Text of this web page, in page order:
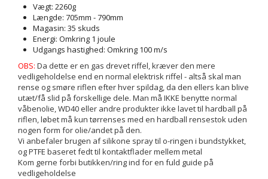
Vægt: 2260g
Længde: 705mm - 790mm
Magasin: 35 skuds
Energi: Omkring 1 joule
Udgangs hastighed: Omkring 100 m/s
OBS: Da dette er en gas drevet riffel, kræver den mere
vedligeholdelse end en normal elektrisk riffel - altså skal man
rense og smøre riflen efter hver spildag, da den ellers kan blive
utæt/få slid på forskellige dele. Man må IKKE benytte normal
våbenolie, WD40 eller andre produkter ikke lavet til hardball på
riflen, løbet må kun tørrenses med en hardball rensestok uden
nogen form for olie/andet på den.
Vi anbefaler brugen af silikone spray til o-ringen i bundstykket,
og PTFE baseret fedt til kontaktflader mellem metal
Kom gerne forbi butikken/ring ind for en fuld guide på
vedligeholdelse